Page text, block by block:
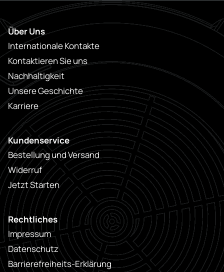
Über Uns
Internationale Kontakte
Kontaktieren Sie uns
Nachhaltigkeit
Unsere Geschichte
Karriere
Kundenservice
Bestellung und Versand
Widerruf
Jetzt Starten
Rechtliches
Impressum
Datenschutz
Barrierefreiheits-Erklärung